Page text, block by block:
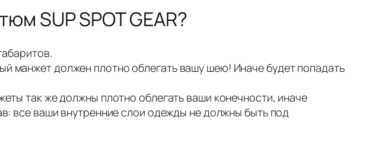
SUP SPOT GEAR?
манжет должен плотно облегать вашу шею! Иначе будет попадать
так же должны плотно облегать ваши конечности, иначе
все ваши внутренние слои одежды не должны быть под